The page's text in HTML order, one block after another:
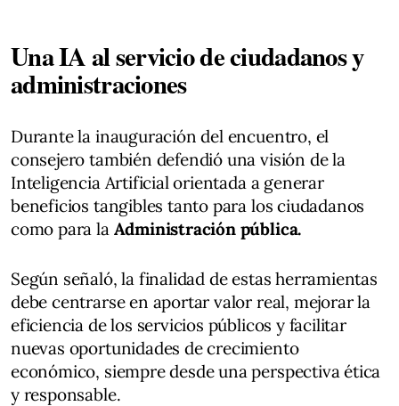
Una IA al servicio de ciudadanos y
administraciones
Durante la inauguración del encuentro, el
consejero también defendió una visión de la
Inteligencia Artificial orientada a generar
beneficios tangibles tanto para los ciudadanos
como para la Administración pública.
Según señaló, la finalidad de estas herramientas
debe centrarse en aportar valor real, mejorar la
eficiencia de los servicios públicos y facilitar
nuevas oportunidades de crecimiento
económico, siempre desde una perspectiva ética
y responsable.